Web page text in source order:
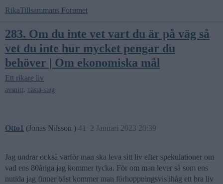
RikaTillsammans Forumet
283. Om du inte vet vart du är på väg så
vet du inte hur mycket pengar du
behöver | Om ekonomiska mål
Ett rikare liv
avsnitt, nästa-steg
Otto1 (Jonas Nilsson ) 2 Januari 2023 20:39
41
Jag undrar också varför man ska leva sitt liv efter spekulationer om
vad ens 80åriga jag kommer tycka. För om man lever så som ens
nutida jag finner bäst kommer man förhoppningsvis ihåg ett bra liv